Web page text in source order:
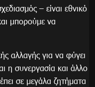
– είναι εθνικό
μπορούμε να
αλλαγής για να φύγει
η συνεργασία και άλλο
σε μεγάλα ζητήματα